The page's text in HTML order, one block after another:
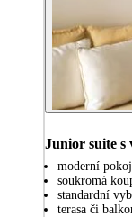
Junior suite s
moderní
soukromá
standardní
terasa či